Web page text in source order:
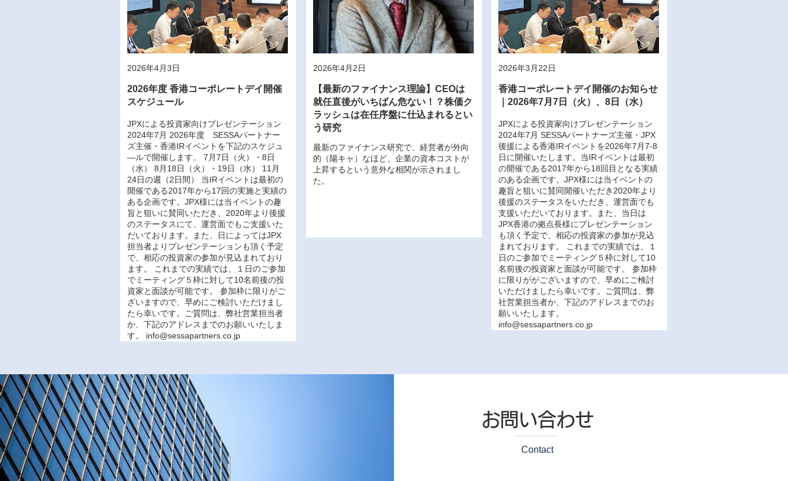
2026年4月3日
2026年度 香港コーポレートデイ開催
スケジュール
JPXによる投資家向けプレゼンテーション
2024年7月 2026年度 SESSAパートナー
ズ主催・香港IRイベントを下記のスケジュ
―ルで開催します。 7月7日（火）・8日
（水） 8月18日（火）・19日（水） 11月
24日の週（2日間） 当IRイベントは最初の
開催である2017年から17回の実施と実績の
ある企画です。JPX様には当イベントの趣
旨と狙いに賛同いただき、2020年より後援
のステータスにて、運営面でもご支援いた
だいております。また、日によってはJPX
担当者よりプレゼンテーションも頂く予定
で、相応の投資家の参加が見込まれており
ます。 これまでの実績では、１日のご参加
でミーティング５枠に対して10名前後の投
資家と面談が可能です。 参加枠に限りがご
ざいますので、早めにご検討いただけまし
たら幸いです。ご質問は、弊社営業担当者
か、下記のアドレスまでのお願いいたしま
す。 info@sessapartners.co.jp
2026年4月2日
【最新のファイナンス理論】CEOは
就任直後がいちばん危ない！？株価ク
ラッシュは在任序盤に仕込まれるとい
う研究
最新のファイナンス研究で、経営者が外向
的（陽キャ）なほど、企業の資本コストが
上昇するという意外な相関が示されまし
た。
2026年3月22日
香港コーポレートデイ開催のお知らせ
｜2026年7月7日（火）、8日（水）
JPXによる投資家向けプレゼンテーション
2024年7月 SESSAパートナーズ主催・JPX
後援による香港IRイベントを2026年7月7-8
日に開催いたします。当IRイベントは最初
の開催である2017年から18回目となる実績
のある企画です。JPX様には当イベントの
趣旨と狙いに賛同開催いただき2020年より
後援のステータスをいただき、運営面でも
支援いただいております。また、当日は
JPX香港の拠点長様にプレゼンテーション
も頂く予定で、相応の投資家の参加が見込
まれております。 これまでの実績では、１
日のご参加でミーティング５枠に対して10
名前後の投資家と面談が可能です。 参加枠
に限りががございますので、早めにご検討
いただけましたら幸いです。ご質問は、弊
社営業担当者か、下記のアドレスまでのお
願いいたします。
info@sessapartners.co.jp
お問い合わせ
Contact